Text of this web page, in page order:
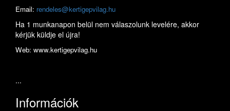
Email: rendeles@kertigepvilag.hu
Ha 1 munkanapon belül nem válaszolunk levelére, akkor
kérjük küldje el újra!
Web: www.kertigepvilag.hu
...
Információk